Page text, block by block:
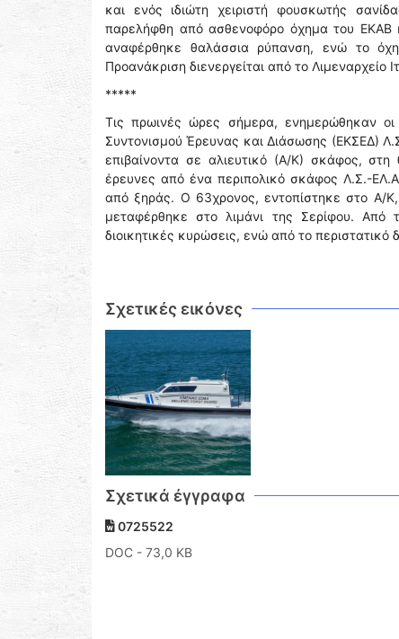
και ενός ιδιώτη χειριστή φουσκωτής
παρελήφθη από ασθενοφόρο όχημα του ΕΚΑΒ
αναφέρθηκε θαλάσσια ρύπανση, ενώ το
Προανάκριση διενεργείται από το Λιμεναρχείο
*****
Τις πρωινές ώρες σήμερα, ενημερώθηκαν
Συντονισμού Έρευνας και Διάσωσης (ΕΚΣΕΔ)
επιβαίνοντα σε αλιευτικό (Α/Κ) σκάφος,
έρευνες από ένα περιπολικό σκάφος Λ.Σ.-
από ξηράς. Ο 63χρονος, εντοπίστηκε στο Α/
μεταφέρθηκε στο λιμάνι της Σερίφου. Από
διοικητικές κυρώσεις, ενώ από το
Σχετικές εικόνες
Σχετικά έγγραφα
0725522
DOC - 73,0 KB